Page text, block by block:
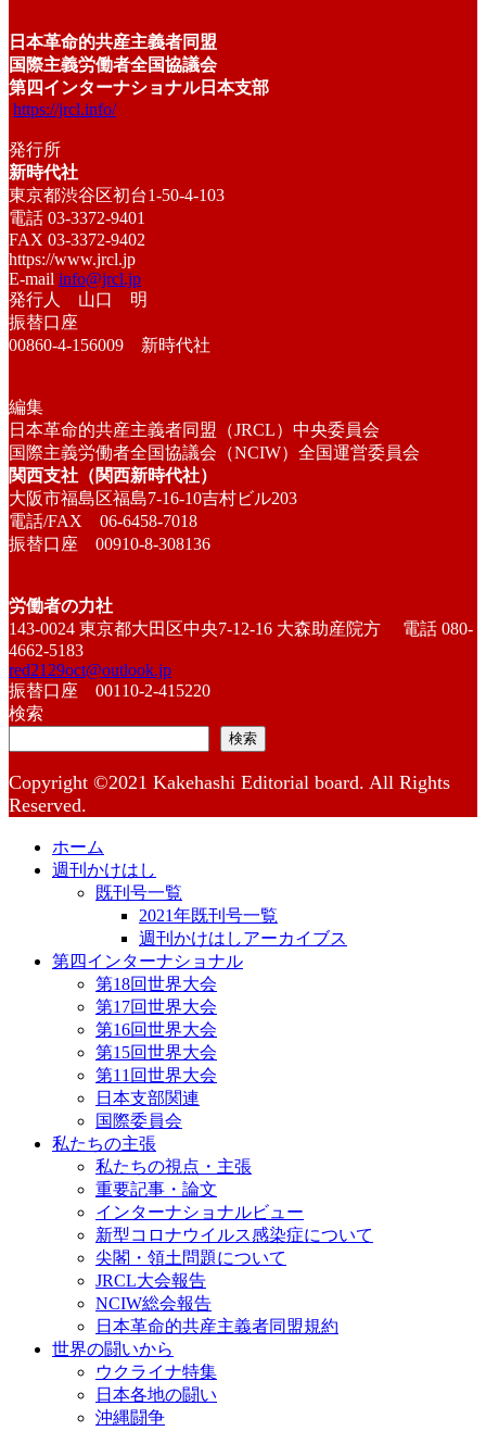
日本革命的共産主義者同盟
国際主義労働者全国協議会
第四インターナショナル日本支部
https://jrcl.info/
発行所
新時代社
東京都渋谷区初台1-50-4-103
電話 03-3372-9401
FAX 03-3372-9402
https://www.jrcl.jp
E-mail info@jrcl.jp
発行人 山口 明
振替口座
00860-4-156009 新時代社
編集
日本革命的共産主義者同盟（JRCL）中央委員会
国際主義労働者全国協議会（NCIW）全国運営委員会
関西支社（関西新時代社）
大阪市福島区福島7-16-10吉村ビル203
電話/FAX 06-6458-7018
振替口座 00910-8-308136
労働者の力社
143-0024 東京都大田区中央7-12-16 大森助産院方 電話 080-
4662-5183
red2129oct@outlook.jp
振替口座 00110-2-415220
検索
検索
Copyright ©2021 Kakehashi Editorial board. All Rights
Reserved.
ホーム
週刊かけはし
既刊号一覧
2021年既刊号一覧
週刊かけはしアーカイブス
第四インターナショナル
第18回世界大会
第17回世界大会
第16回世界大会
第15回世界大会
第11回世界大会
日本支部関連
国際委員会
私たちの主張
私たちの視点・主張
重要記事・論文
インターナショナルビュー
新型コロナウイルス感染症について
尖閣・領土問題について
JRCL大会報告
NCIW総会報告
日本革命的共産主義者同盟規約
世界の闘いから
ウクライナ特集
日本各地の闘い
沖縄闘争